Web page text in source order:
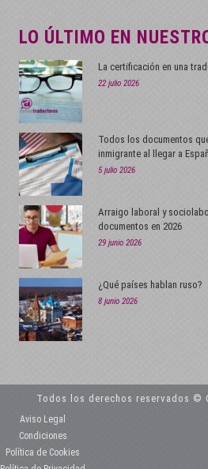
LO ÚLTIMO EN
La certificación en una
22 julio 2026
Todos los documentos
inmigrante al llegar a
5 julio 2026
Arraigo laboral y
documentos en 2026
29 junio 2026
¿Qué países hablan ruso?
8 junio 2026
Todos los derechos reservados ©
Aviso Legal
Condiciones
Política de Cookies